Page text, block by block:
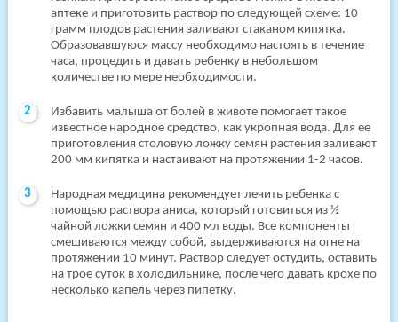
аптеке и приготовить раствор по следующей схеме: 10
грамм плодов растения заливают стаканом кипятка.
Образовавшуюся массу необходимо настоять в течение
часа, процедить и давать ребенку в небольшом
количестве по мере необходимости.
Избавить малыша от болей в животе помогает такое
известное народное средство, как укропная вода. Для ее
приготовления столовую ложку семян растения заливают
200 мм кипятка и настаивают на протяжении 1-2 часов.
Народная медицина рекомендует лечить ребенка с
помощью раствора аниса, который готовиться из ½
чайной ложки семян и 400 мл воды. Все компоненты
смешиваются между собой, выдерживаются на огне на
протяжении 10 минут. Раствор следует остудить, оставить
на трое суток в холодильнике, после чего давать крохе по
несколько капель через пипетку.